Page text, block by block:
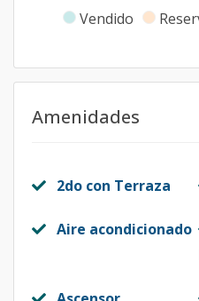
Vendido
Amenidades
2do con Terraza
Aire acondicionado